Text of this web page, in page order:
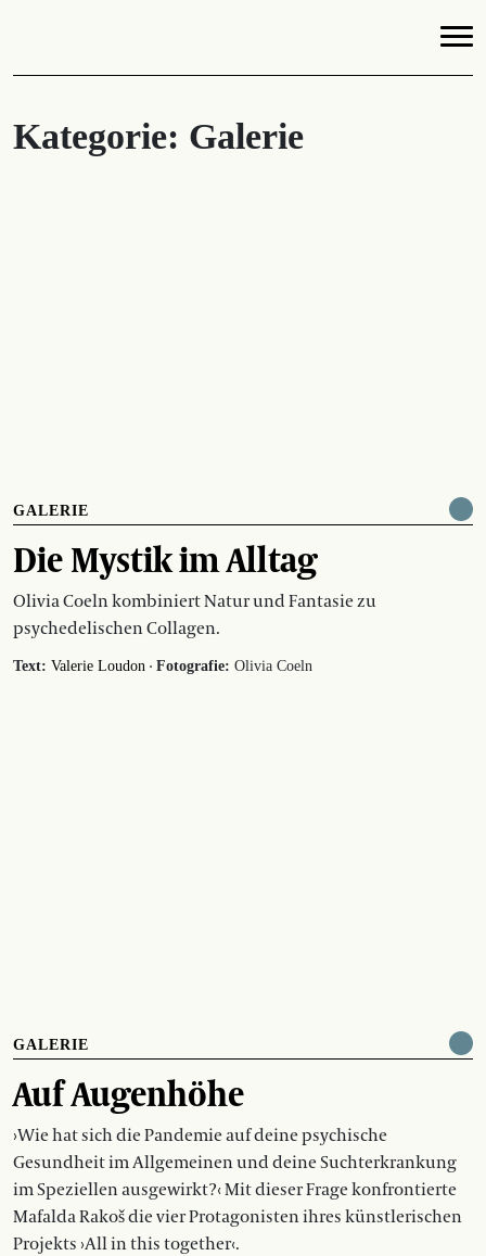
Kategorie: Galerie
GALERIE
Die Mystik im Alltag
Olivia Coeln kombiniert Natur und Fantasie zu
psychedelischen Collagen.
Text: Valerie Loudon · Fotografie: Olivia Coeln
GALERIE
Auf Augenhöhe
›Wie hat sich die Pandemie auf deine psychische
Gesundheit im Allgemeinen und deine Suchterkrankung
im Speziellen ausgewirkt?‹ Mit dieser Frage konfrontierte
Mafalda Rakoš die vier Protagonisten ihres künstlerischen
Projekts ›All in this together‹.